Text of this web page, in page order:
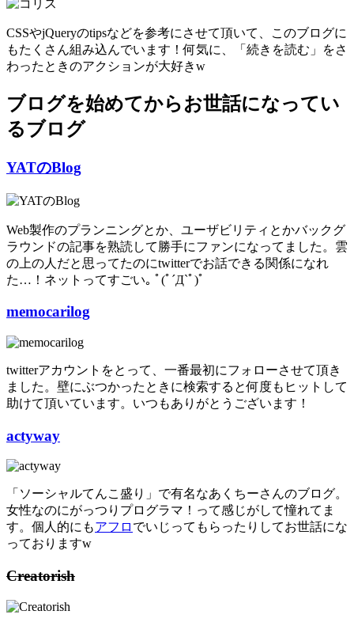
CSSやjQueryのtipsなどを参考にさせて頂いて、このブログに
もたくさん組み込んでいます！何気に、「続きを読む」をさ
わったときのアクションが大好きw
ブログを始めてからお世話になってい
るブログ
YATのBlog
Web製作のプランニングとか、ユーザビリティとかバックグ
ラウンドの記事を熟読して勝手にファンになってました。雲
の上の人だと思ってたのにtwitterでお話できる関係になれ
た…！ネットってすごい｡ ﾟ(ﾟ´Д`ﾟ)ﾟ
memocarilog
twitterアカウントをとって、一番最初にフォローさせて頂き
ました。壁にぶつかったときに検索すると何度もヒットして
助けて頂いています。いつもありがとうございます！
actyway
「ソーシャルてんこ盛り」で有名なあくちーさんのブログ。
女性なのにがっつりプログラマ！って感じがして憧れてま
す。個人的にもアフロ でいじってもらったりしてお世話にな
っておりますw
Creatorish